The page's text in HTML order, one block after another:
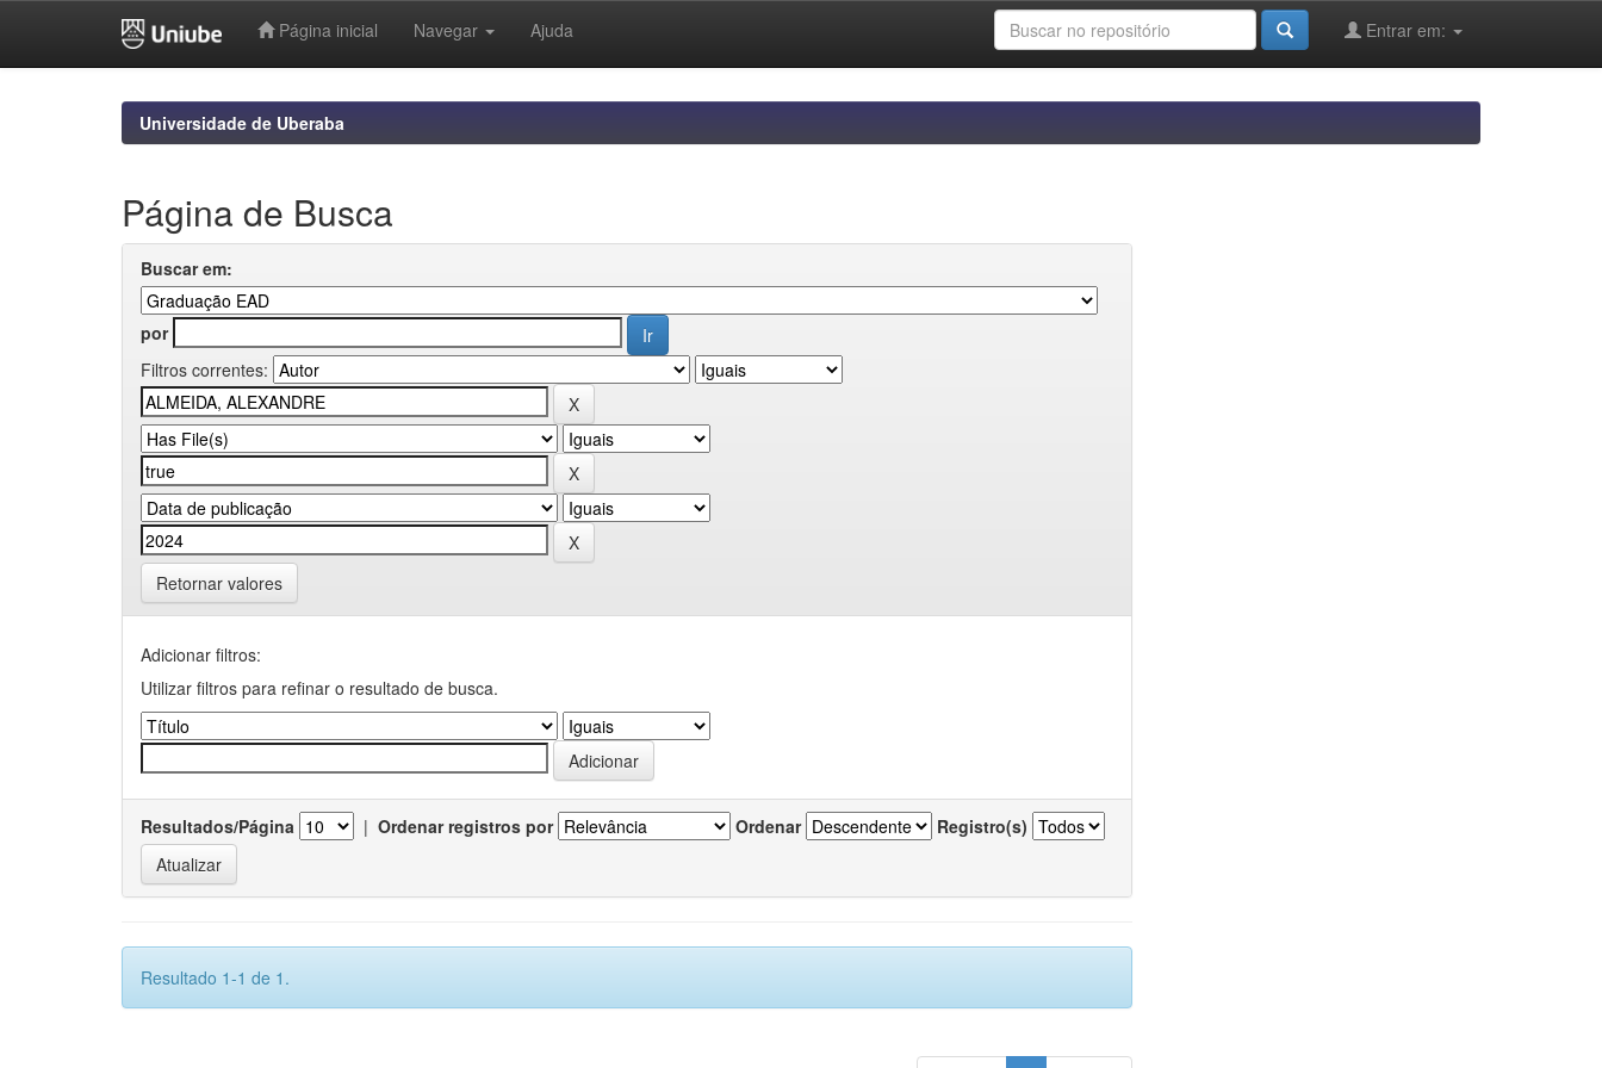
Página inicial Navegar Ajuda Entrar em:
Universidade de Uberaba
Página de Busca
Buscar em:
por
Filtros correntes:
Retornar valores
Adicionar filtros:
Utilizar filtros para refinar o resultado de busca.
Resultados/Página | Ordenar registros por Ordenar Registro(s)
Resultado 1-1 de 1.